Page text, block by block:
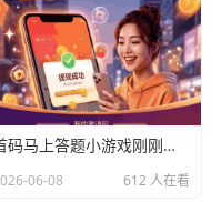
首码马上答题小游戏刚刚上线赶紧占位
06-08 612 人在看